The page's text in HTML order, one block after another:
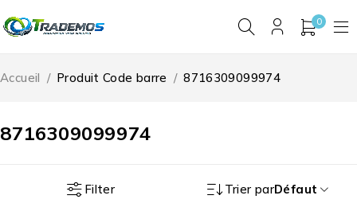
0
8716309099974
Accueil / Produit Code barre / 8716309099974
Filter Trier parDéfaut